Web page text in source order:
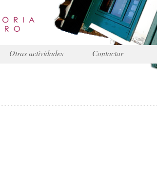
Otras actividades Contactar